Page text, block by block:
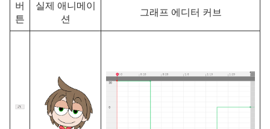
버
튼
실제 애니메이
션
그래프 에디터 커브